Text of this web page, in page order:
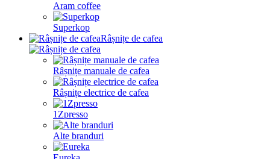
Aram coffee
Superkop
Râșnițe de cafea
Râșnițe manuale de cafea
Râșnițe electrice de cafea
1Zpresso
Alte branduri